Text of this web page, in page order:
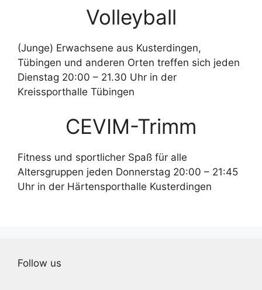
Volleyball
(Junge) Erwachsene aus Kusterdingen,
Tübingen und anderen Orten treffen sich jeden
Dienstag 20:00 – 21.30 Uhr in der
Kreissporthalle Tübingen
CEVIM-Trimm
Fitness und sportlicher Spaß für alle
Altersgruppen jeden Donnerstag 20:00 – 21:45
Uhr in der Härtensporthalle Kusterdingen
Follow us